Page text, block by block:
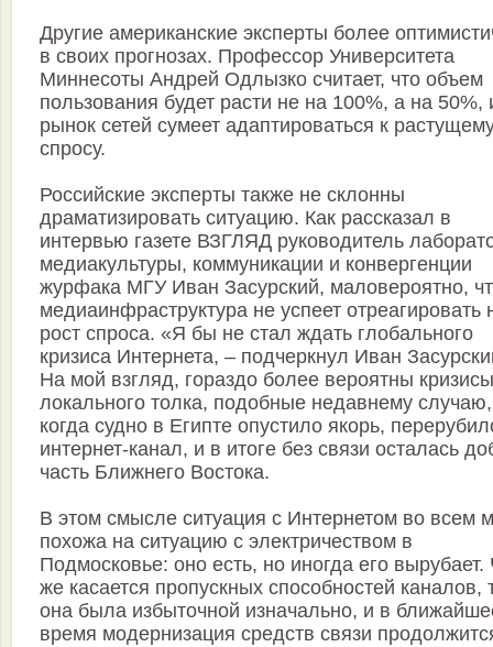
Другие американские эксперты более
в своих прогнозах. Профессор Университета
Миннесоты Андрей Одлызко считает, что объем
пользования будет расти не на 100%, а на 50%,
рынок сетей сумеет адаптироваться к
спросу.
Российские эксперты также не склонны
драматизировать ситуацию. Как рассказал в
интервью газете ВЗГЛЯД руководитель
медиакультуры, коммуникации и конвергенции
журфака МГУ Иван Засурский, маловероятно,
медиаинфраструктура не успеет отреагировать
рост спроса. «Я бы не стал ждать глобального
кризиса Интернета, – подчеркнул Иван
На мой взгляд, гораздо более вероятны кризисы
локального толка, подобные недавнему случаю,
когда судно в Египте опустило якорь,
интернет-канал, и в итоге без связи осталась
часть Ближнего Востока.
В этом смысле ситуация с Интернетом во всем
похожа на ситуацию с электричеством в
Подмосковье: оно есть, но иногда его вырубает.
же касается пропускных способностей каналов,
она была избыточной изначально, и в
время модернизация средств связи